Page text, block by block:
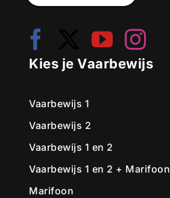
Kies je Vaarbewijs
Vaarbewijs 1
Vaarbewijs 2
Vaarbewijs 1 en 2
Vaarbewijs 1 en 2 + Marifoon
Marifoon